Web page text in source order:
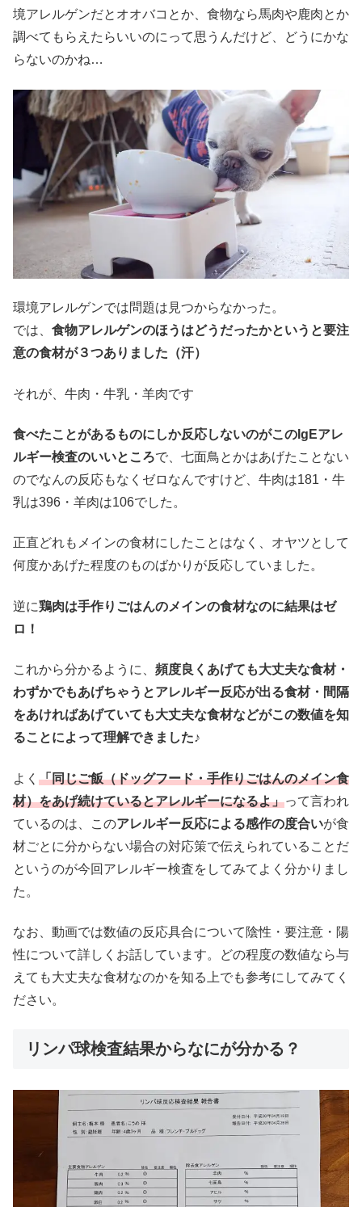
境アレルゲンだとオオバコとか、食物なら馬肉や鹿肉とか
調べてもらえたらいいのにって思うんだけど、どうにかな
らないのかね…
環境アレルゲンでは問題は見つからなかった。
では、 食物アレルゲンのほうはどうだったかというと要注
意の食材が３つありました（汗）
それが、牛肉・牛乳・羊肉です
食べたことがあるものにしか反応しないのがこのIgEアレ
ルギー検査のいいところで、七面鳥とかはあげたことない
のでなんの反応もなくゼロなんですけど、牛肉は181・牛
乳は396・羊肉は106でした。
正直どれもメインの食材にしたことはなく、オヤツとして
何度かあげた程度のものばかりが反応していました。
逆に鶏肉は手作りごはんのメインの食材なのに結果はゼ
ロ！
これから分かるように、 頻度良くあげても大丈夫な食材・
わずかでもあげちゃうとアレルギー反応が出る食材・間隔
をあければあげていても大丈夫な食材などがこの数値を知
ることによって理解できました♪
よく 「同じご飯（ドッグフード・手作りごはんのメイン食
材）をあげ続けているとアレルギーになるよ」って言われ
ているのは、このアレルギー反応による感作の度合いが食
材ごとに分からない場合の対応策で伝えられていることだ
というのが今回アレルギー検査をしてみてよく分かりまし
た。
なお、動画では数値の反応具合について陰性・要注意・陽
性について詳しくお話しています。どの程度の数値なら与
えても大丈夫な食材なのかを知る上でも参考にしてみてく
ださい。
リンパ球検査結果からなにが分かる？